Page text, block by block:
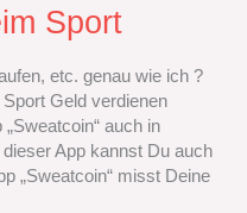
Sport
‬etc.‭ ‬genau wie ich‭ ?
Geld verdienen
‬auch in
App kannst Du auch
„‬Sweatcoin‭“ ‬misst Deine